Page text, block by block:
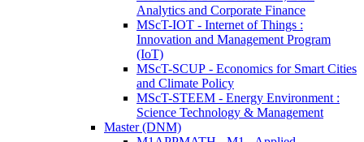
Analytics and Corporate Finance
MScT-IOT - Internet of Things :
Innovation and Management Program
(IoT)
MScT-SCUP - Economics for Smart Cities
and Climate Policy
MScT-STEEM - Energy Environment :
Science Technology & Management
Master (DNM)